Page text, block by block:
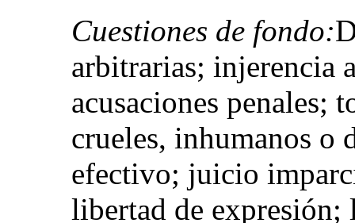
Cuestiones de fondo:
arbitrarias; injerencia
acusaciones penales;
crueles, inhumanos o
efectivo; juicio
libertad de